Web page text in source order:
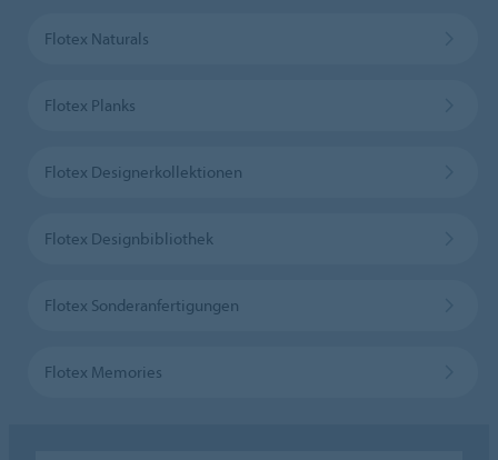
Flotex Naturals
Flotex Planks
Flotex Designerkollektionen
Flotex Designbibliothek
Flotex Sonderanfertigungen
Flotex Memories